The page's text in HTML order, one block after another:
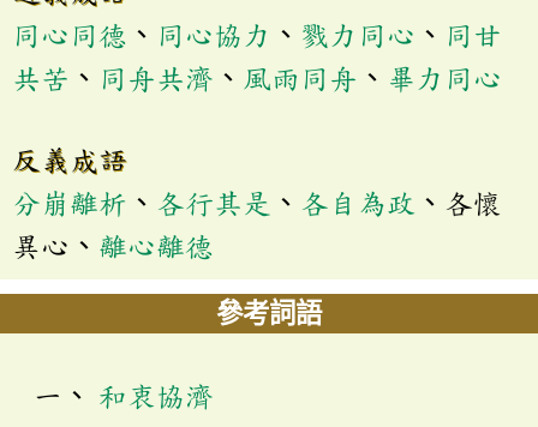
同心同德 、 同心協力 、 戮力同心 、 同甘
共苦 、 同舟共濟 、 風雨同舟 、 畢力同心
反義成語
分崩離析 、 各行其是 、 各自為政 、各懷
異心、 離心離德
參考詞語
和衷協濟